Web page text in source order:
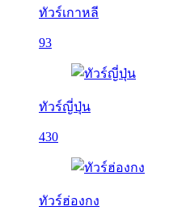
ทัวร์เกาหลี
93
ทัวร์ญี่ปุ่น
430
ทัวร์ฮ่องกง